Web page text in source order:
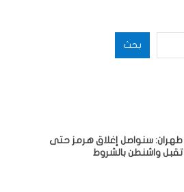
بحث
طهران: سنواصل إغلاق هرمز حتى
تقبل واشنطن بالشروط